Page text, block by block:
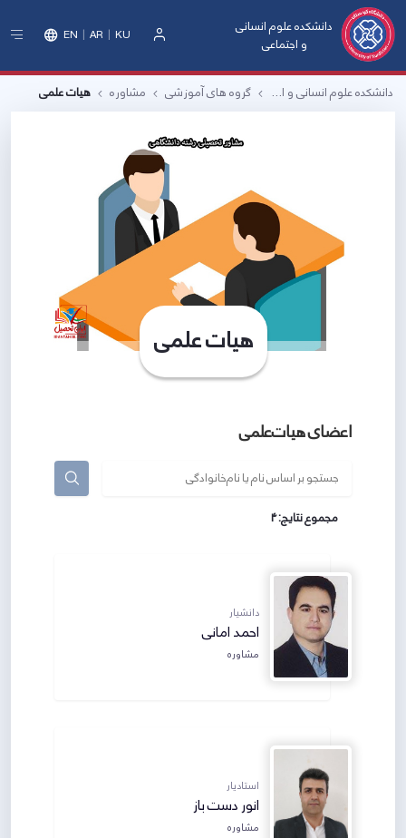
دانشکده علوم انسانی
و اجتماعی
EN AR KU
دانشکده علوم انسانی و اجتماعی گروه های آموزشی مشاوره هیات علمی
هیات علمی
اعضای هیات‌علمی
مجموع نتایج: 4
دانشیار
احمد امانی
مشاوره
استادیار
انور دست باز
مشاوره